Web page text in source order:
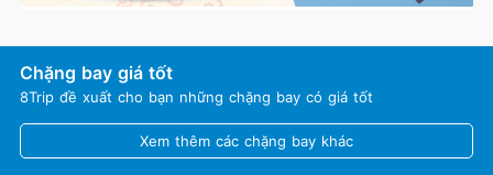
Chặng bay giá tốt
8Trip đề xuất cho bạn những chặng bay có giá tốt
Xem thêm các chặng bay khác